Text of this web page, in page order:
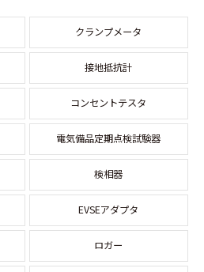
クランプメータ
接地抵抗計
コンセントテスタ
電気備品定期点検試験器
検相器
EVSEアダプタ
ロガー